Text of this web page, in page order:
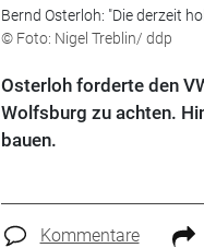
Bernd Osterloh: "Die derzeit
© Foto: Nigel Treblin/ ddp
Osterloh forderte den
Wolfsburg zu achten.
bauen.
Kommentare